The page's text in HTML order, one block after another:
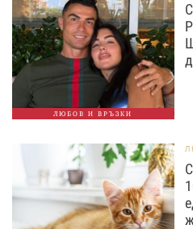
ЛЮБОВ И ВРЪЗКИ